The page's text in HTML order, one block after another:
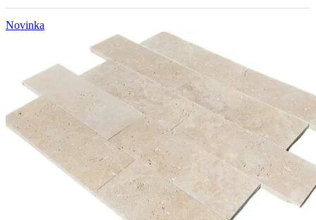
Novinka